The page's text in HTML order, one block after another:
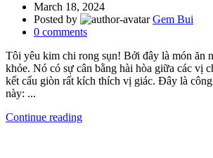
March 18, 2024
Posted by
Gem Bui
0 comments
Tôi yêu kim chi rong sụn! Bởi đây là món ăn
khỏe. Nó có sự cân bằng hài hòa giữa các vị
kết cấu giòn rất kích thích vị giác. Đây là
này: ...
Continue reading